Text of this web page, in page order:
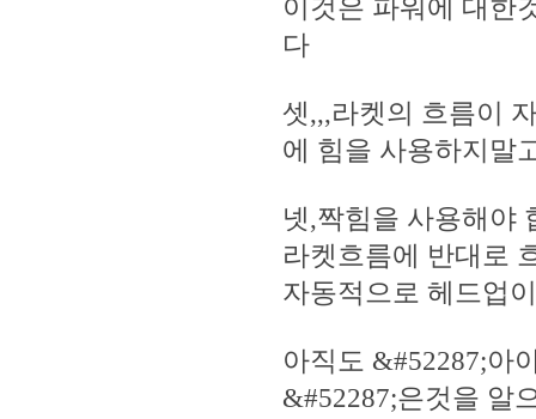
이것은 파워에 대한
다
셋,,,라켓의 흐름이
에 힘을 사용하지말
넷,짝힘을 사용해야
라켓흐름에 반대로
자동적으로 헤드업
아직도 &#52287;아
&#52287;은것을 알